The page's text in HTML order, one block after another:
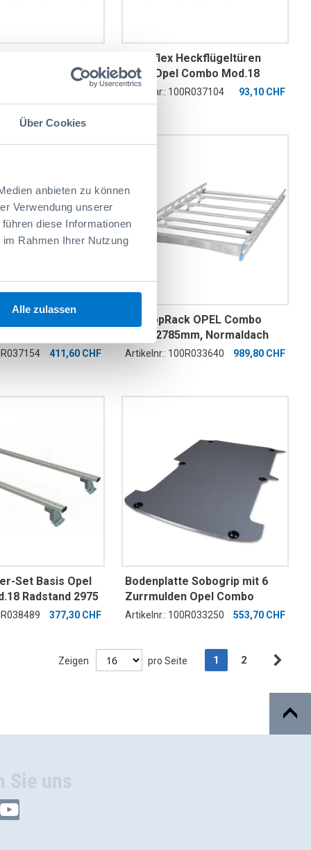
Über Cookies
anbieten zu können
Verwendung unserer
diese Informationen
Rahmen Ihrer Nutzung
Alle zulassen
2 Schiebetüren
Sowaflex Heckflügeltüren
oben Opel Combo Mod.18
Radstand 2785/2975mm
Artikelnr.: 100R037104 93,10 CHF
Radstand411,60 CHF
ProTopRack OPEL Combo
2018, 2785mm, Normaldach
ND, Heckflügeltüren
Artikelnr.: 100R033640 989,80 CHF
Set Basis Opel
Radstand 2975
aus377,30 CHF
Bodenplatte Sobogrip mit 6
Zurrmulden Opel Combo
Mod.18 Radstand 2785mm 2
Artikelnr.: 100R033250 553,70 CHF
SeiteSie lesen gerade
1 Seite
2
Zeigen pro Seite
Sie uns